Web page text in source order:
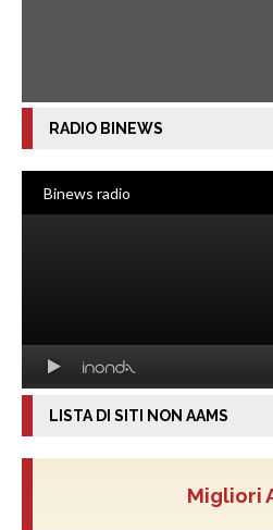
RADIO BINEWS
LISTA DI SITI NON AAMS
Migliori